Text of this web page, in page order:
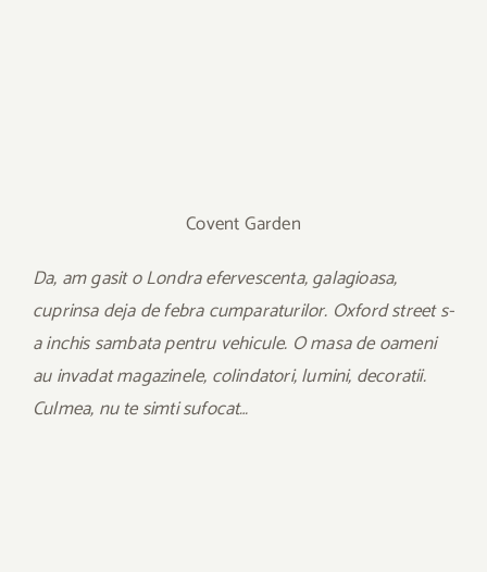
Covent Garden
Da, am gasit o Londra efervescenta, galagioasa,
cuprinsa deja de febra cumparaturilor. Oxford street s-
a inchis sambata pentru vehicule. O masa de oameni
au invadat magazinele, colindatori, lumini, decoratii.
Culmea, nu te simti sufocat…